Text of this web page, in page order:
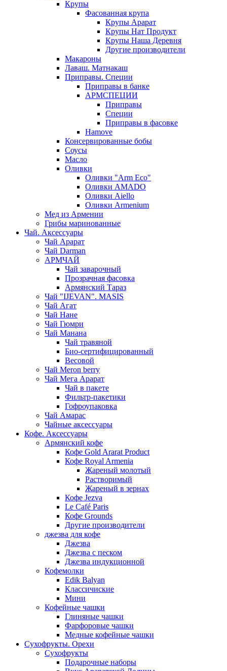
Крупы
Фасованная крупа
Крупы Арарат
Крупы Нат Продукт
Крупы Наша Деревня
Другие производители
Макароны
Лаваш. Матнакаш
Приправы. Специи
Приправы в банке
АРМСПЕЦИИ
Приправы
Специи
Приправы в фасовке
Hamove
Консервированные бобы
Соусы
Масло
Оливки
Оливки "Arm Eco"
Оливки AMADO
Оливки Aiello
Оливки Armenium
Мед из Армении
Грибы маринованные
Чай. Аксессуары
Чай Арарат
Чай Darman
АРМЧАЙ
Чай заварочный
Прозрачная фасовка
Армянский Тараз
Чай "IJEVAN". MASIS
Чай Агат
Чай Нане
Чай Гюмри
Чай Манана
Чай травяной
Био-сертифицированный
Весовой
Чай Meron berry
Чай Мега Арарат
Чай в пакете
Фильтр-пакетики
Гофроупаковка
Чай Амарас
Чайные аксессуары
Кофе. Аксессуары
Армянский кофе
Кофе Gold Ararat Product
Кофе Royal Armenia
Жареный молотый
Растворимый
Жареный в зернах
Кофе Jezva
Le Café Paris
Кофе Grounds
Другие производители
джезва для кофе
Джезва
Джезва с песком
Джезва индукционной
Кофемолки
Edik Balyan
Классичиские
Мини
Кофейные чашки
Глиняные чашки
Фарфоровые чашки
Медные кофейные чашки
Сухофрукты. Орехи
Сухофрукты
Подарочные наборы